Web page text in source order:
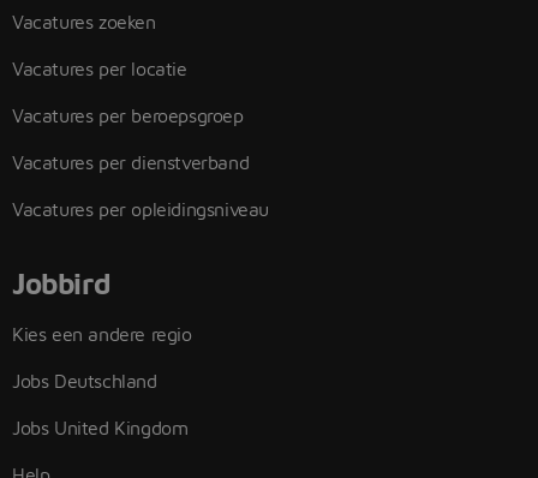
Vacatures zoeken
Vacatures per locatie
Vacatures per beroepsgroep
Vacatures per dienstverband
Vacatures per opleidingsniveau
Jobbird
Kies een andere regio
Jobs Deutschland
Jobs United Kingdom